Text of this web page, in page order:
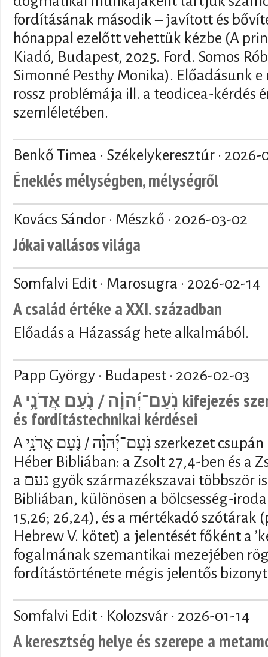
fordításának második – javított és
hónappal ezelőtt vehettük kézbe (A
Kiadó, Budapest, 2025. Ford. Somos
Simonné Pesthy Monika). Előadásunk
rossz problémája ill. a teodicea-kérdés
szemléletében.
Benkő Timea · Székelykeresztúr · 2026-
Éneklés mélységben, mélységről
Kovács Sándor · Mészkő · 2026-03-02
Jókai vallásos világa
Somfalvi Edit · Marosugra · 2026-02-14
A család értéke a XXI. században
Előadás a Házasság hete alkalmából.
Papp György · Budapest · 2026-02-03
A נֹֽעַם־יְ֜הוָ֗ה / נֹ֤עַם אֲדֹנָ֥י kifejezés szemantikai, vallástörténeti
és fordítástechnikai kérdései
A נֹֽעַם־יְ֜הוָ֗ה / נֹ֤עַם אֲדֹנָ֥י szerkezet csupán kétszer fordul elő a
Héber Bibliában: a Zsolt 27,4-ben és a
a נעם gyök származékszavai többször is előfordulnak a Héber
Bibliában, különösen a bölcsesség-
15,26; 26,24), és a mértékadó szótárak
Hebrew V. kötet) a jelentését főként a
fogalmának szemantikai mezejében
fordítástörténete mégis jelentős
Somfalvi Edit · Kolozsvár · 2026-01-14
A keresztség helye és szerepe a